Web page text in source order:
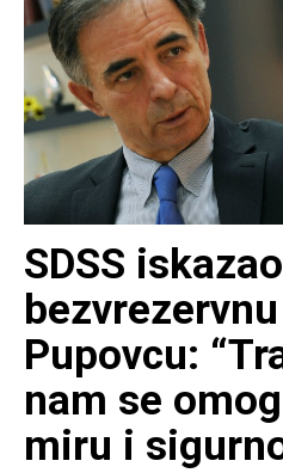
SDSS iskazao
Pupovcu:
nam se
miru i